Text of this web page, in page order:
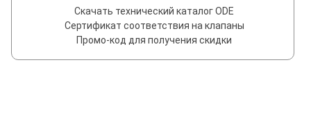
Скачать технический каталог ODE
Сертификат соответствия на клапаны
Промо-код для получения скидки